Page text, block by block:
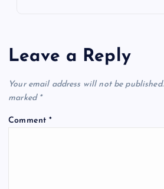
Leave a Reply
Your email address will not be published.
marked *
Comment*